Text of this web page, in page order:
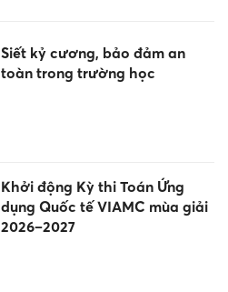
Siết kỷ cương, bảo đảm an
toàn trong trường học
Khởi động Kỳ thi Toán Ứng
dụng Quốc tế VIAMC mùa giải
2026–2027